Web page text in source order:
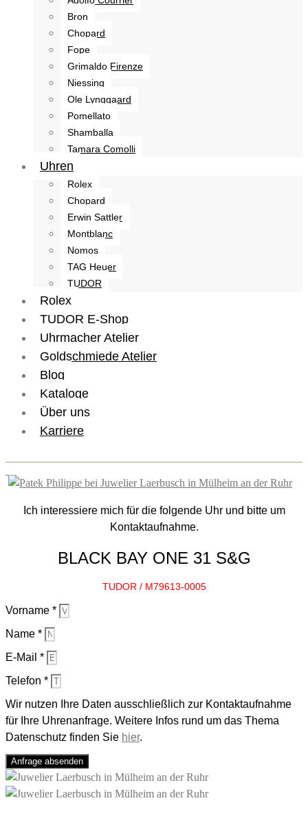
Bron
Chopard
Fope
Grimaldo Firenze
Niessing
Ole Lynggaard
Pomellato
Shamballa
Tamara Comolli
Uhren
Rolex
Chopard
Erwin Sattler
Montblanc
Nomos
TAG Heuer
TUDOR
Rolex
TUDOR E-Shop
Uhrmacher Atelier
Goldschmiede Atelier
Blog
Kataloge
Über uns
Karriere
Ich interessiere mich für die folgende Uhr und bitte um
Kontaktaufnahme.
BLACK BAY ONE 31 S&G
TUDOR / M79613-0005
Vorname *
Name *
E-Mail *
Telefon *
Wir nutzen Ihre Daten ausschließlich zur Kontaktaufnahme
für Ihre Uhrenanfrage. Weitere Infos rund um das Thema
Datenschutz finden Sie hier.
Anfrage absenden